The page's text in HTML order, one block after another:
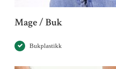
Mage / Buk
Bukplastikk